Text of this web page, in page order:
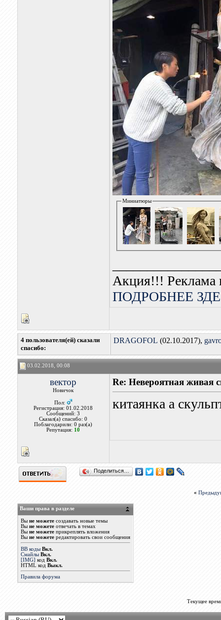
Миниатюры
Акция!!! Реклама
ПОДРОБНЕЕ
4 пользователя(ей) сказали
cпасибо:
DRAGOFOL (02.10.2017),
03.02.2018, 00:08
вектор
Новичок
Пол:
Регистрация: 01.02.2018
Сообщений: 3
Сказал(а) спасибо: 0
Поблагодарили: 0 раз(а)
Репутация: 10
Re: Невероятная живая
китаянка а
Поделиться…
«
Ваши права в разделе
Вы не можетесоздавать новые темы
Вы не можетеотвечать в темах
Вы не можетеприкреплять вложения
Вы не можетередактировать свои сообщения
BB коды Вкл.
Смайлы Вкл.
[IMG] код Вкл.
HTML код Выкл.
Правила форума
Текущее